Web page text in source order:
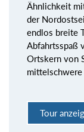
Ähnlichkeit
der
endlos breite
Abfahrtsspaß
Ortskern von
Tour